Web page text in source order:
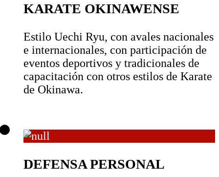
KARATE OKINAWENSE
Estilo Uechi Ryu, con avales nacionales
e internacionales, con participación de
eventos deportivos y tradicionales de
capacitación con otros estilos de Karate
de Okinawa.
DEFENSA PERSONAL